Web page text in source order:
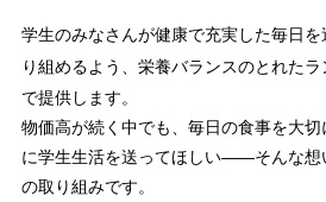
学生のみなさんが健康で充実した毎日
り組めるよう、栄養バランスのとれたラ
で提供します。
物価高が続く中でも、毎日の食事を大
に学生生活を送ってほしい――そんな想
の取り組みです。